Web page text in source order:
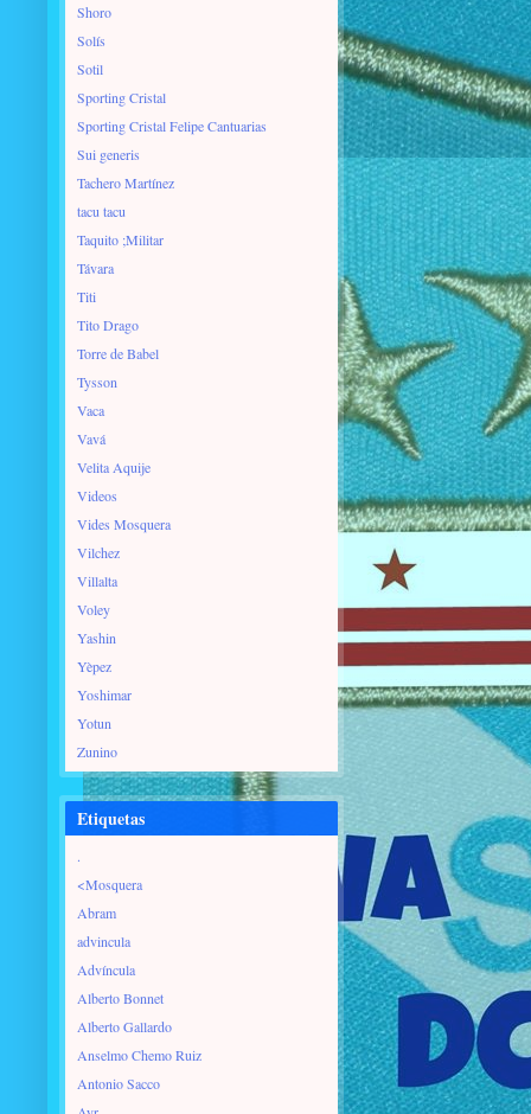
Shoro
Solís
Sotil
Sporting Cristal
Sporting Cristal Felipe Cantuarias
Sui generis
Tachero Martínez
tacu tacu
Taquito ;Militar
Távara
Titi
Tito Drago
Torre de Babel
Tysson
Vaca
Vavá
Velita Aquije
Videos
Vides Mosquera
Vilchez
Villalta
Voley
Yashin
Yèpez
Yoshimar
Yotun
Zunino
Etiquetas
.
<Mosquera
Abram
advincula
Advíncula
Alberto Bonnet
Alberto Gallardo
Anselmo Chemo Ruiz
Antonio Sacco